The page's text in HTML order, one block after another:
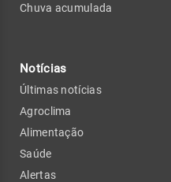
Chuva acumulada
Notícias
Últimas notícias
Agroclima
Alimentação
Saúde
Alertas